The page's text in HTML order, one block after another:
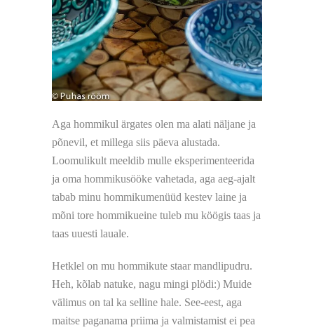
Aga hommikul ärgates olen ma alati näljane ja
põnevil, et millega siis päeva alustada.
Loomulikult meeldib mulle eksperimenteerida
ja oma hommikusööke vahetada, aga aeg-ajalt
tabab minu hommikumenüüd kestev laine ja
mõni tore hommikueine tuleb mu köögis taas ja
taas uuesti lauale.
Hetklel on mu hommikute staar mandlipudru.
Heh, kõlab natuke, nagu mingi plödi:) Muide
välimus on tal ka selline hale. See-eest, aga
maitse paganama priima ja valmistamist ei pea